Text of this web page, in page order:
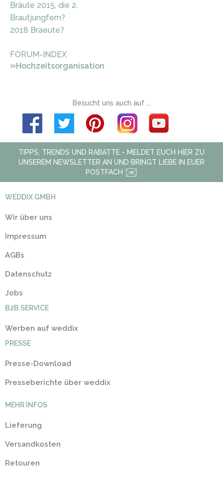
Bräute 2015, die 2.
Brautjungfern?
2018 Braeute?
FORUM-INDEX
»Hochzeitsorganisation
Besucht uns auch auf ...
TIPPS, TRENDS UND RABATTE - MELDET EUCH HIER ZU
UNSEREM NEWSLETTER AN UND BRINGT LIEBE IN EUER
POSTFACH
WEDDIX GMBH
Wir über uns
Impressum
AGBs
Datenschutz
Jobs
B2B SERVICE
Werben auf weddix
PRESSE
Presse-Download
Presseberichte über weddix
MEHR INFOS
Lieferung
Versandkosten
Retouren